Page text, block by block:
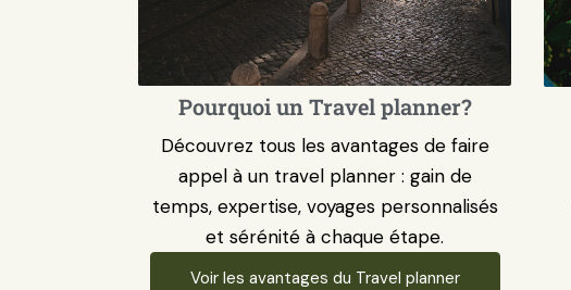
Pourquoi un Travel planner?
Découvrez tous les avantages de faire
appel à un travel planner : gain de
temps, expertise, voyages personnalisés
et sérénité à chaque étape.
Voir les avantages du Travel planner